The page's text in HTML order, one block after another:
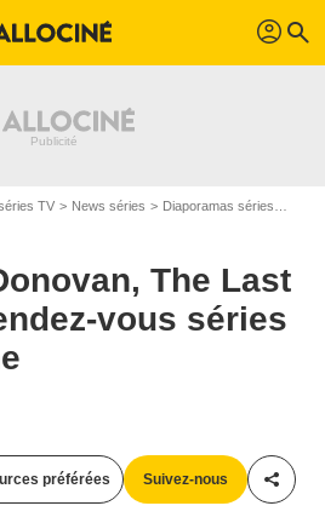
profil search
TV News séries Diaporamas séries
The Last
vous séries
préférées Suivez-nous